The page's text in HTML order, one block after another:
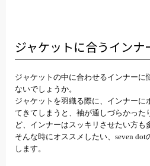
ジャケットに合うインナ
ジャケットの中に合わせるインナーに
ないでしょうか。
ジャケットを羽織る際に、インナーに
てきてしまうと、袖が通しづらかった
ど、インナーはスッキリさせたい方も
そんな時にオススメしたい、seven
します。